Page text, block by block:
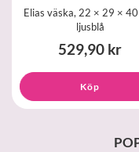
Elias väska, 22 × 29 ×
ljusblå
529,90 kr
Köp